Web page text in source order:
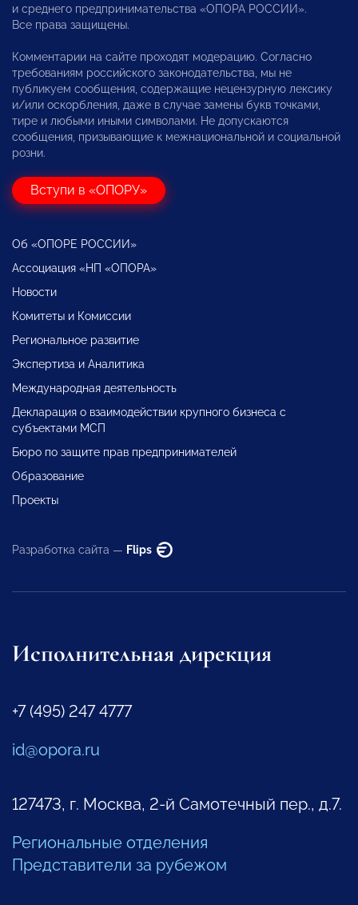
и среднего предпринимательства «ОПОРА РОССИИ».
Все права защищены.
Комментарии на сайте проходят модерацию. Согласно
требованиям российского законодательства, мы не
публикуем сообщения, содержащие нецензурную лексику
и/или оскорбления, даже в случае замены букв точками,
тире и любыми иными символами. Не допускаются
сообщения, призывающие к межнациональной и социальной
розни.
Вступи в «ОПОРУ»
Об «ОПОРЕ РОССИИ»
Ассоциация «НП «ОПОРА»
Новости
Комитеты и Комиссии
Региональное развитие
Экспертиза и Аналитика
Международная деятельность
Декларация о взаимодействии крупного бизнеса с
субъектами МСП
Бюро по защите прав предпринимателей
Образование
Проекты
Разработка сайта — Flips
Исполнительная дирекция
+7 (495) 247 4777
id@opora.ru
127473, г. Москва, 2-й Самотечный пер., д.7.
Региональные отделения
Представители за рубежом